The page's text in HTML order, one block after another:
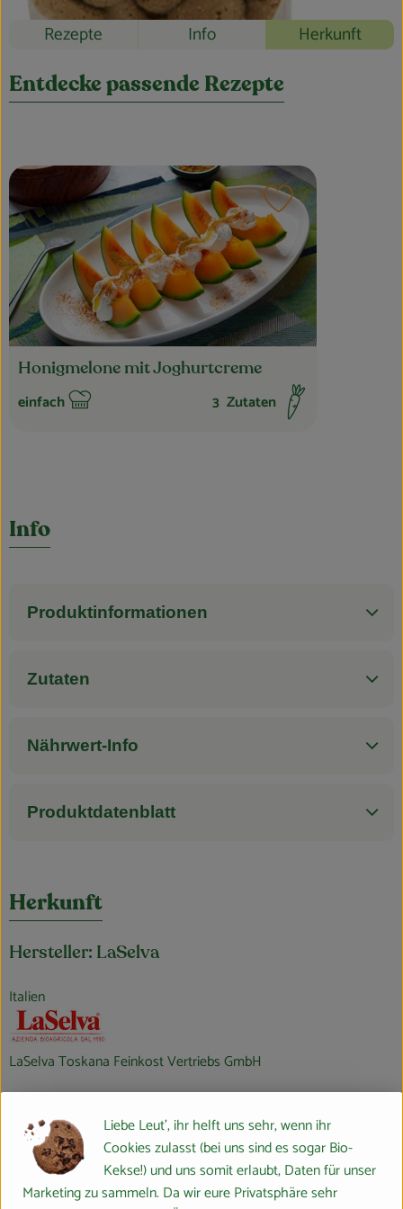
Rezepte Info Herkunft
Entdecke passende Rezepte
Honigmelone mit Joghurtcreme
Schwierigkeit:
einfach 3 Zutaten
Rezept zu
Info
Produktinformationen
Zutaten
Nährwert-Info
Produktdatenblatt
Herkunft
Hersteller: LaSelva
Italien
LaSelva Toskana Feinkost Vertriebs GmbH
Bio mit italienischer Lebensart und Leidenschaft für Natur
und Genuss
In der südlichen Toskana liegt der Biohof LaSelva. Seit 1980 wird
Liebe Leut', ihr helft uns sehr, wenn ihr
Cookies zulasst (bei uns sind es sogar Bio-
Kekse!) und uns somit erlaubt, Daten für unser
Marketing zu sammeln. Da wir eure Privatsphäre sehr